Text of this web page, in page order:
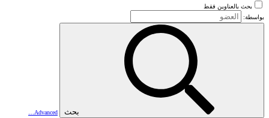
بحث بالعناوين فقط
بواسطة:
بحث Advanced…